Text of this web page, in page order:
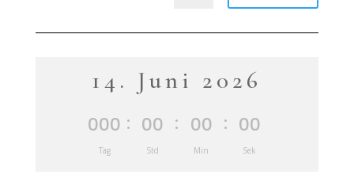
14. Juni 2026
000
Tag
: 00
Std
: 00
Min
: 00
Sek